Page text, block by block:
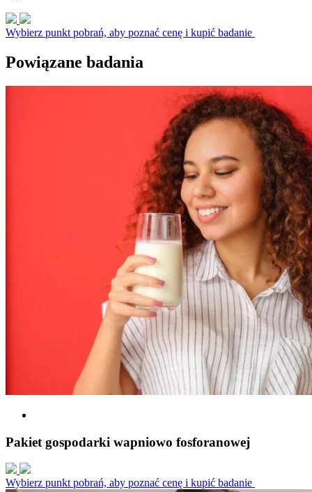
Wybierz punkt pobrań, aby poznać cenę i kupić badanie
Powiązane badania
Pakiet gospodarki wapniowo fosforanowej
Wybierz punkt pobrań, aby poznać cenę i kupić badanie